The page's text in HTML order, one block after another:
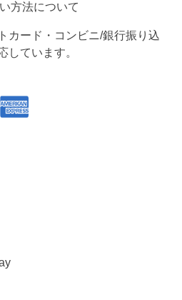
方法について
カード・コンビニ/銀行振り込
しています。